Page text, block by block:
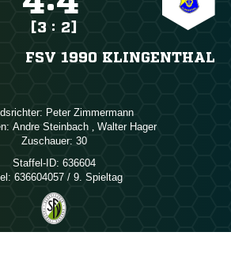
[3 : 2]
FSV 1990 KLINGENTHAL
 
  ,  
Zuschauer: 30
Staffel-ID: 636604
636604057 / 9. Spieltag